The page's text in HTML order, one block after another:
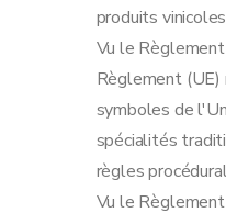
Section 3
Art. 28
Art. 29
Art. 30
Art. 31
Art. 32
produits
Vu le
Règlement (UE)
symboles de
spécialités
règles
Vu le